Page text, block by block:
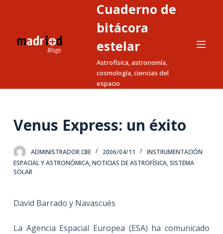
a
e
d
Cuaderno de
bitácora
estelar
Astrofísica, astronomía,
cosmología, ciencias del
espacio
Venus Express: un éxito
ADMINISTRADOR CBE 2006/04/11
INSTRUMENTACIÓN
ESPACIAL Y ASTRONÓMICA,NOTICIAS DE ASTROFÍSICA,SISTEMA
SOLAR
David Barrado y Navascués
La Agencia Espacial Europea (ESA) ha comunicado